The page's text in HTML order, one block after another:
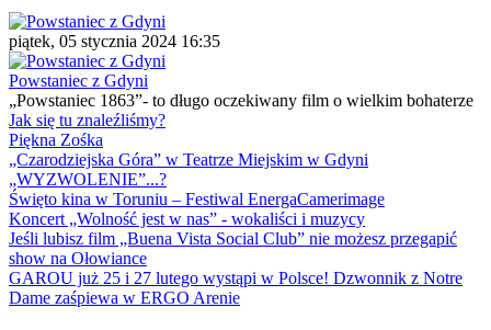
piątek, 05 stycznia 2024 16:35
Powstaniec z Gdyni
„Powstaniec 1863”- to długo oczekiwany film o wielkim bohaterze
Jak się tu znaleźliśmy?
Piękna Zośka
„Czarodziejska Góra” w Teatrze Miejskim w Gdyni
„WYZWOLENIE”...?
Święto kina w Toruniu – Festiwal EnergaCamerimage
Koncert „Wolność jest w nas” - wokaliści i muzycy
Jeśli lubisz film „Buena Vista Social Club” nie możesz przegapić
show na Ołowiance
GAROU już 25 i 27 lutego wystąpi w Polsce! Dzwonnik z Notre
Dame zaśpiewa w ERGO Arenie